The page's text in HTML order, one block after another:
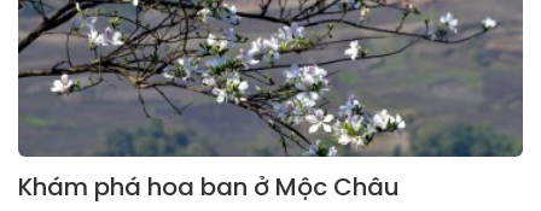
Khám phá hoa ban ở Mộc Châu